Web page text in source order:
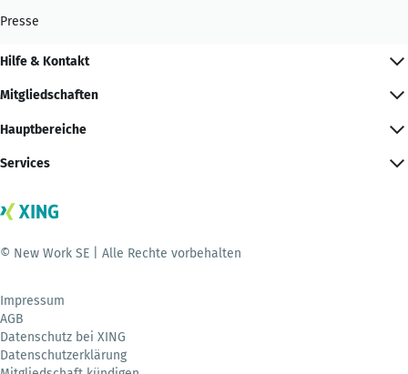
Presse
Hilfe & Kontakt
Mitgliedschaften
Hauptbereiche
Services
© New Work SE | Alle Rechte vorbehalten
Impressum
AGB
Datenschutz bei XING
Datenschutzerklärung